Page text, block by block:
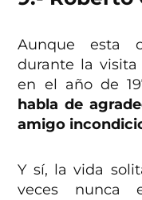
Aunque esta
durante la visita
en el año de
habla de
amigo
Y sí, la vida
veces nunca